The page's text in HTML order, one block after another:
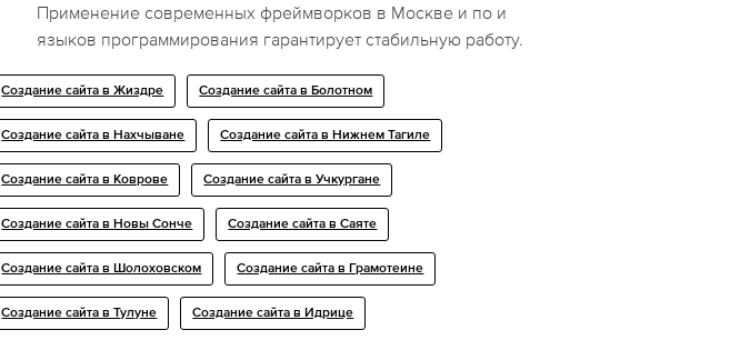
Применение современных фреймворков в Москве и по и
языков программирования гарантирует стабильную работу.
Создание сайта в Жиздре Создание сайта в Болотном
Создание сайта в Нахчыване Создание сайта в Нижнем Тагиле
Создание сайта в Коврове Создание сайта в Учкургане
Создание сайта в Новы Сонче Создание сайта в Саяте
Создание сайта в Шолоховском Создание сайта в Грамотеине
Создание сайта в Тулуне Создание сайта в Идрице